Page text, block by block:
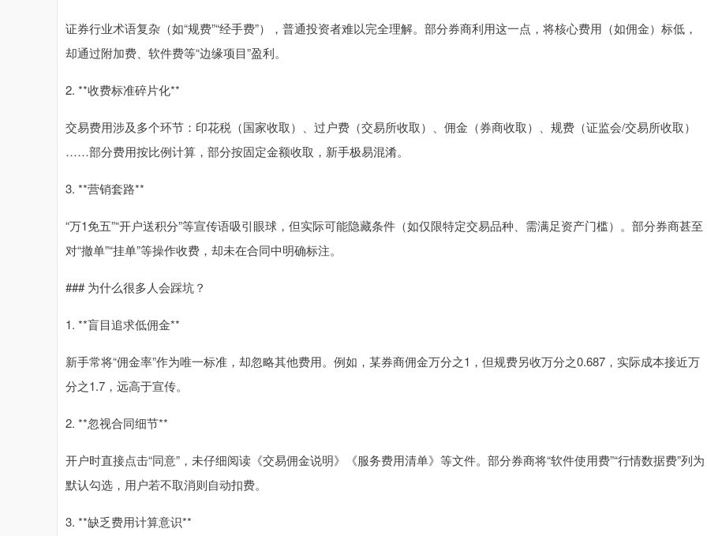
证券行业术语复杂（如“规费”“经手费”），普通投资者难以完全理解。部分券商利用这一点，将核心费用（如佣金）标低，
却通过附加费、软件费等“边缘项目”盈利。
2. **收费标准碎片化**
交易费用涉及多个环节：印花税（国家收取）、过户费（交易所收取）、佣金（券商收取）、规费（证监会/交易所收取）
……部分费用按比例计算，部分按固定金额收取，新手极易混淆。
3. **营销套路**
“万1免五”“开户送积分”等宣传语吸引眼球，但实际可能隐藏条件（如仅限特定交易品种、需满足资产门槛）。部分券商甚至
对“撤单”“挂单”等操作收费，却未在合同中明确标注。
### 为什么很多人会踩坑？
1. **盲目追求低佣金**
新手常将“佣金率”作为唯一标准，却忽略其他费用。例如，某券商佣金万分之1，但规费另收万分之0.687，实际成本接近万
分之1.7，远高于宣传。
2. **忽视合同细节**
开户时直接点击“同意”，未仔细阅读《交易佣金说明》《服务费用清单》等文件。部分券商将“软件使用费”“行情数据费”列为
默认勾选，用户若不取消则自动扣费。
3. **缺乏费用计算意识**